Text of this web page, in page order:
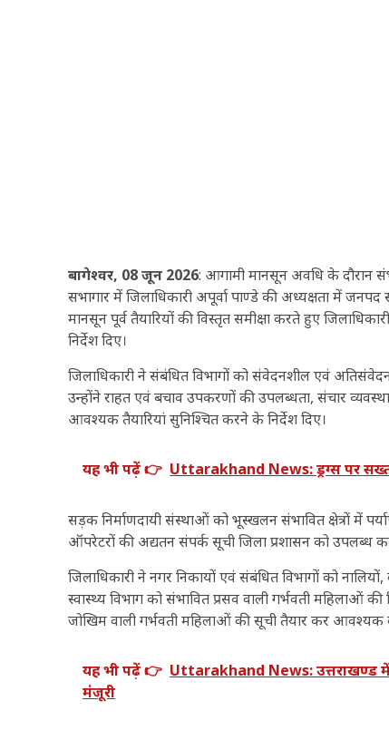
बागेश्वर, 08 जून 2026: आगामी मानसून अवधि के दौरान
सभागार में जिलाधिकारी अपूर्वा पाण्डे की अध्यक्षता में जनपद
मानसून पूर्व तैयारियों की विस्तृत समीक्षा करते हुए
निर्देश दिए।
जिलाधिकारी ने संबंधित विभागों को संवेदनशील एवं
उन्होंने राहत एवं बचाव उपकरणों की उपलब्धता, संचार
आवश्यक तैयारियां सुनिश्चित करने के निर्देश दिए।
यह भी पढ़ें 👉 Uttarakhand News: ड्रग्स पर
सड़क निर्माणदायी संस्थाओं को भूस्खलन संभावित क्षेत्रों में
ऑपरेटरों की अद्यतन संपर्क सूची जिला प्रशासन को उपलब्ध
जिलाधिकारी ने नगर निकायों एवं संबंधित विभागों को
स्वास्थ्य विभाग को संभावित प्रसव वाली गर्भवती महिलाओं
जोखिम वाली गर्भवती महिलाओं की सूची तैयार कर आवश्यक
यह भी पढ़ें 👉 Uttarakhand News: उत्तराखण्ड में
मंजूरी